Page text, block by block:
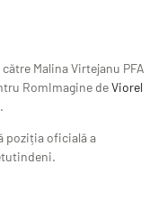
Malina Virtejanu PFA
RomImagine deViorel
poziția oficială a